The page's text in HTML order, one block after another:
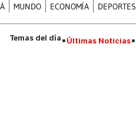
MUNDO ECONOMÍA DEPORTES
Últimas Noticias